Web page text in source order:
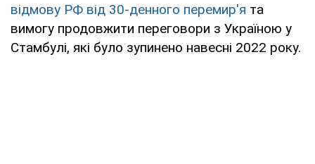
відмову РФ від 30-денного перемир'я та
вимогу продовжити переговори з Україною у
Стамбулі, які було зупинено навесні 2022 року.